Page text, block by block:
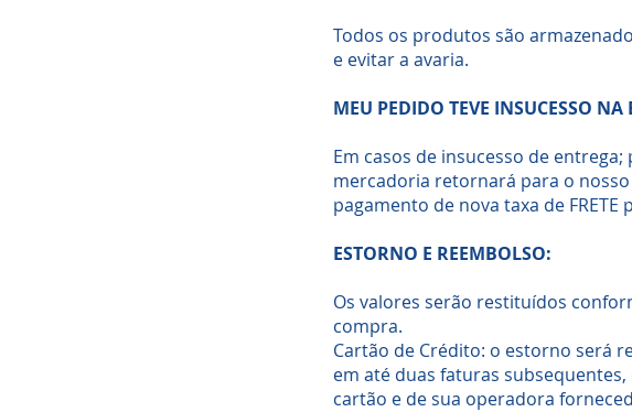
Todos os produtos são
e evitar a avaria.
MEU PEDIDO TEVE INSUCESSO NA
Em casos de insucesso de
mercadoria retornará para o
pagamento de nova taxa de FRETE
ESTORNO E REEMBOLSO:
Os valores serão restituídos
compra.
Cartão de Crédito: o estorno será
em até duas faturas
cartão e de sua operadora